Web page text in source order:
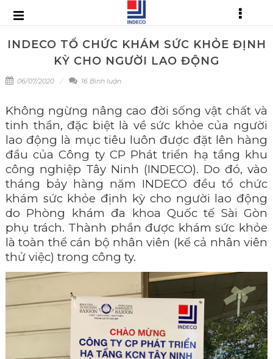
INDECO TỔ CHỨC KHÁM SỨC KHỎE ĐỊNH
KỲ CHO NGƯỜI LAO ĐỘNG
06/07/2020 16 Bình luận
Không ngừng nâng cao đời sống vật chất và
tinh thần, đặc biệt là về sức khỏe của người
lao động là mục tiêu luôn được đặt lên hàng
đầu của Công ty CP Phát triển hạ tầng khu
công nghiệp Tây Ninh (INDECO). Do đó, vào
tháng bảy hàng năm INDECO đều tổ chức
khám sức khỏe định kỳ cho người lao động
do Phòng khám đa khoa Quốc tế Sài Gòn
phụ trách. Thành phần được khám sức khỏe
là toàn thể cán bộ nhân viên (kể cả nhân viên
thử việc) trong công ty.